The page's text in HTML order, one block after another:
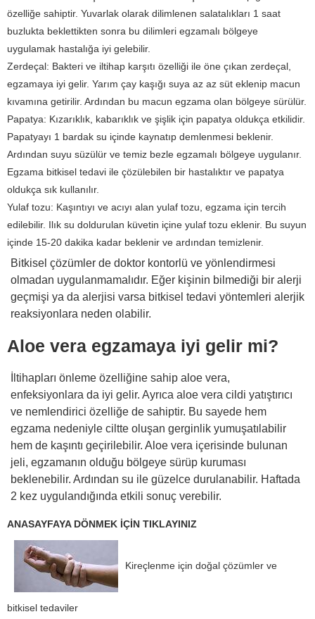
özelliğe sahiptir. Yuvarlak olarak dilimlenen salatalıkları 1 saat
buzlukta beklettikten sonra bu dilimleri egzamalı bölgeye
uygulamak hastalığa iyi gelebilir.
Zerdeçal: Bakteri ve iltihap karşıtı özelliği ile öne çıkan zerdeçal,
egzamaya iyi gelir. Yarım çay kaşığı suya az az süt eklenip macun
kıvamına getirilir. Ardından bu macun egzama olan bölgeye sürülür.
Papatya: Kızarıklık, kabarıklık ve şişlik için papatya oldukça etkilidir.
Papatyayı 1 bardak su içinde kaynatıp demlenmesi beklenir.
Ardından suyu süzülür ve temiz bezle egzamalı bölgeye uygulanır.
Egzama bitkisel tedavi ile çözülebilen bir hastalıktır ve papatya
oldukça sık kullanılır.
Yulaf tozu: Kaşıntıyı ve acıyı alan yulaf tozu, egzama için tercih
edilebilir. Ilık su doldurulan küvetin içine yulaf tozu eklenir. Bu suyun
içinde 15-20 dakika kadar beklenir ve ardından temizlenir.
Bitkisel çözümler de doktor kontorlü ve yönlendirmesi
olmadan uygulanmamalıdır. Eğer kişinin bilmediği bir alerji
geçmişi ya da alerjisi varsa bitkisel tedavi yöntemleri alerjik
reaksiyonlara neden olabilir.
Aloe vera egzamaya iyi gelir mi?
İltihapları önleme özelliğine sahip aloe vera,
enfeksiyonlara da iyi gelir. Ayrıca aloe vera cildi yatıştırıcı
ve nemlendirici özelliğe de sahiptir. Bu sayede hem
egzama nedeniyle ciltte oluşan gerginlik yumuşatılabilir
hem de kaşıntı geçirilebilir. Aloe vera içerisinde bulunan
jeli, egzamanın olduğu bölgeye sürüp kuruması
beklenebilir. Ardından su ile güzelce durulanabilir. Haftada
2 kez uygulandığında etkili sonuç verebilir.
ANASAYFAYA DÖNMEK İÇİN TIKLAYINIZ
Kireçlenme için doğal çözümler ve
bitkisel tedaviler